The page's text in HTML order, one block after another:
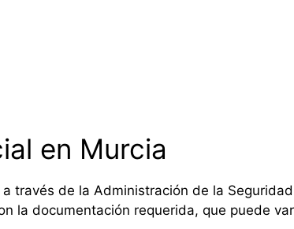
en Murcia
través de la Administración de la
la documentación requerida, que puede